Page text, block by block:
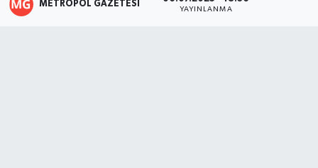
METROPOL GAZETESI
YAYINLANMA